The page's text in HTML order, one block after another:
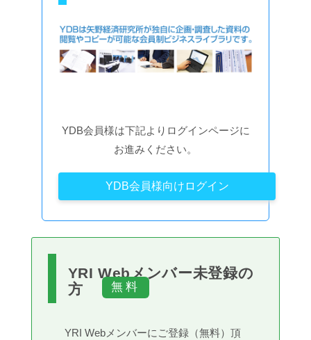
YDB会員様は下記よりログインページに
お進みください。
YDB会員様向けログイン
YRI Webメンバー未登録の
方
YRI Webメンバーにご登録（無料）頂